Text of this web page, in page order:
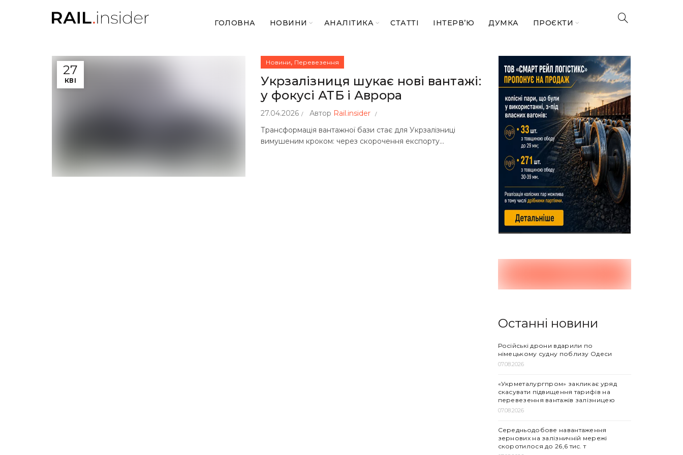
ГОЛОВНА НОВИНИ АНАЛІТИКА СТАТТІ ІНТЕРВ’Ю ДУМКА ПРОЄКТИ
27
КВІ
Новини, Перевезення
Укрзалізниця шукає нові вантажі:
у фокусі АТБ і Аврора
27.04.2026 Автор Rail.insider
Трансформація вантажної бази стає для Укрзалізниці
вимушеним кроком: через скорочення експорту...
Останні новини
Російські дрони вдарили по
німецькому судну поблизу Одеси
07.08.2026
«Укрметалургпром» закликає уряд
скасувати підвищення тарифів на
перевезення вантажів залізницею
07.08.2026
Середньодобове навантаження
зернових на залізничній мережі
скоротилося до 26,6 тис. т